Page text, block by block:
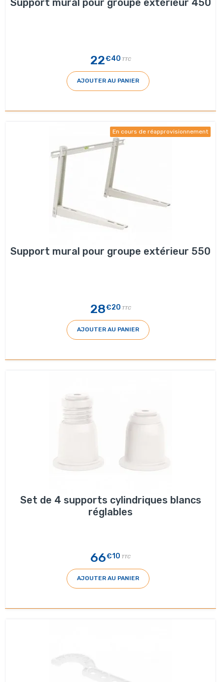
Support mural pour groupe extérieur 450
22€40 TTC
AJOUTER AU PANIER
En cours de réapprovisionnement
Support mural pour groupe extérieur 550
28€20 TTC
AJOUTER AU PANIER
Set de 4 supports cylindriques blancs
réglables
66€10 TTC
AJOUTER AU PANIER